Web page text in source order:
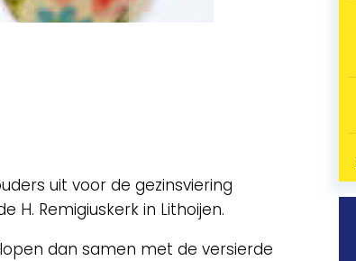
uit voor de gezinsviering
H. Remigiuskerk in Lithoijen.
dan samen met de versierde